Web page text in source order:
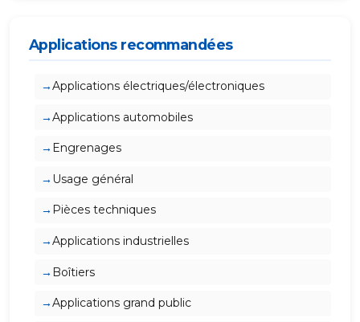
Applications recommandées
Applications électriques/électroniques
Applications automobiles
Engrenages
Usage général
Pièces techniques
Applications industrielles
Boîtiers
Applications grand public